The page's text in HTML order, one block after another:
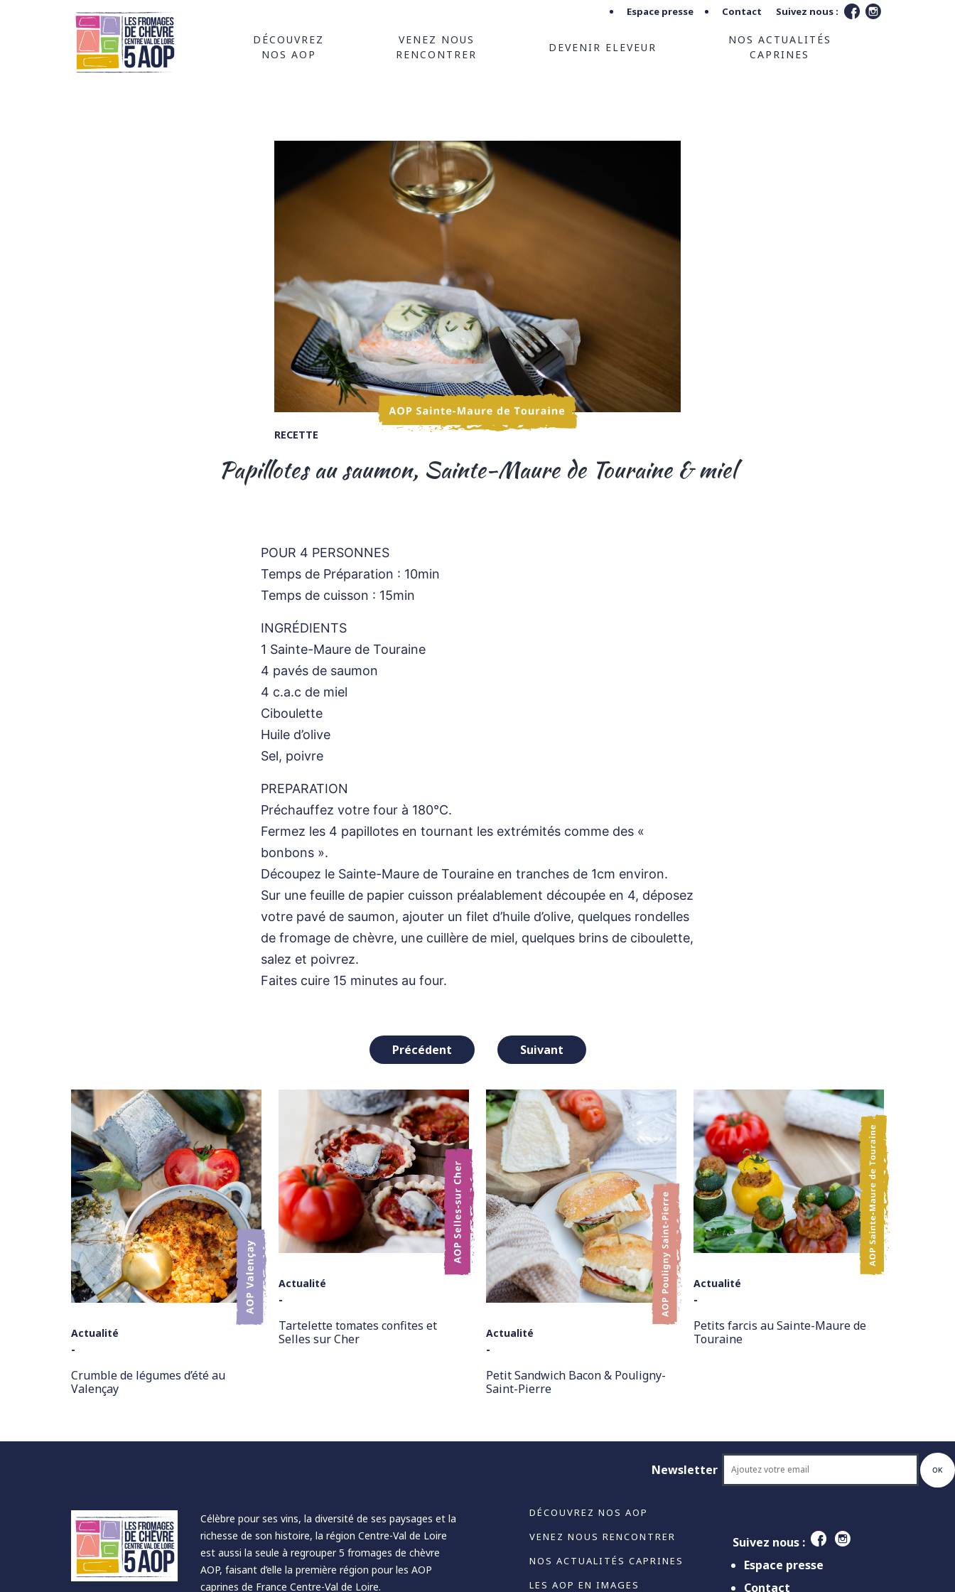
Espace presse Contact Suivez nous :
DÉCOUVREZ
NOS AOP
VENEZ NOUS
RENCONTRER
DEVENIR ELEVEUR
NOS ACTUALITÉS
CAPRINES
RECETTE
Papillotes au saumon, Sainte-Maure de Touraine & miel
POUR 4 PERSONNES
Temps de Préparation : 10min
Temps de cuisson : 15min
INGRÉDIENTS
1 Sainte-Maure de Touraine
4 pavés de saumon
4 c.a.c de miel
Ciboulette
Huile d’olive
Sel, poivre
PREPARATION
Préchauffez votre four à 180°C.
Fermez les 4 papillotes en tournant les extrémités comme des «
bonbons ».
Découpez le Sainte-Maure de Touraine en tranches de 1cm environ.
Sur une feuille de papier cuisson préalablement découpée en 4, déposez
votre pavé de saumon, ajouter un filet d’huile d’olive, quelques rondelles
de fromage de chèvre, une cuillère de miel, quelques brins de ciboulette,
salez et poivrez.
Faites cuire 15 minutes au four.
l’article
Précédent Suivant
Actualité
-
Crumble de légumes d’été au
Valençay
Actualité
-
Tartelette tomates confites et
Selles sur Cher
Actualité
-
Petit Sandwich Bacon & Pouligny-
Saint-Pierre
Actualité
-
Petits farcis au Sainte-Maure de
Touraine
Newsletter
Célèbre pour ses vins, la diversité de ses paysages et la
richesse de son histoire, la région Centre-Val de Loire
est aussi la seule à regrouper 5 fromages de chèvre
AOP, faisant d’elle la première région pour les AOP
caprines de France Centre-Val de Loire.
DÉCOUVREZ NOS AOP
VENEZ NOUS RENCONTRER
NOS ACTUALITÉS CAPRINES
LES AOP EN IMAGES
Suivez nous :
Espace presse
Contact